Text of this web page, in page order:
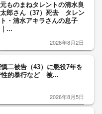
元ものまねタレントの清水良
太郎さん（37）死去 タレン
ト・清水アキラさんの息子
｜...
2026年8月2日
二被告（43）に懲役7年を
的暴行など 被...
2026年8月5日